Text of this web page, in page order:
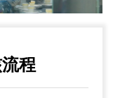
程